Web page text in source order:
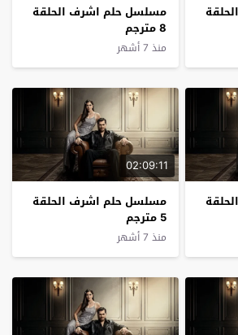
مسلسل حلم اشرف الحلقة
8 مترجم
منذ 7 أشهر
02:09:11
مسلسل حلم اشرف الحلقة
5 مترجم
منذ 7 أشهر